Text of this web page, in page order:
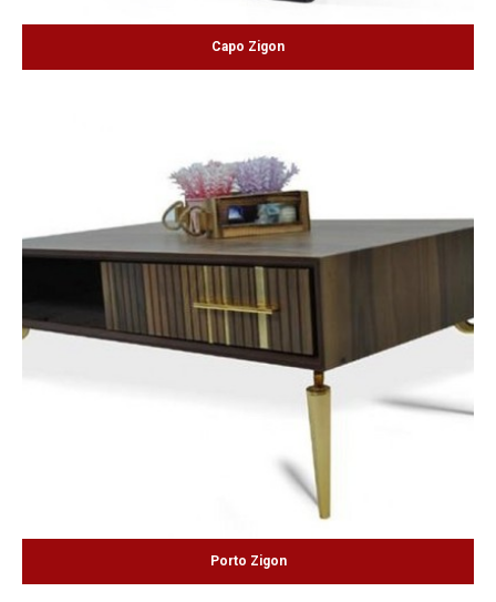
Capo Zigon
Porto Zigon